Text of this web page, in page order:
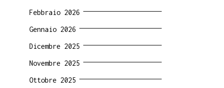
Febbraio 2026
Gennaio 2026
Dicembre 2025
Novembre 2025
Ottobre 2025